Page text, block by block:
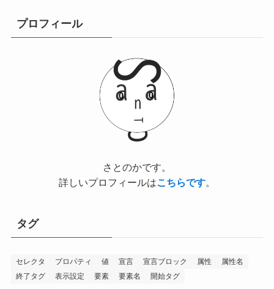
プロフィール
さとのかです。
詳しいプロフィールはこちらです。
タグ
セレクタ プロパティ 値 宣言 宣言ブロック 属性
属性名
終了タグ
表示設定 要素 要素名 開始タグ